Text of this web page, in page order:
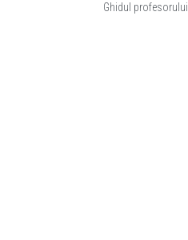
Ghidul